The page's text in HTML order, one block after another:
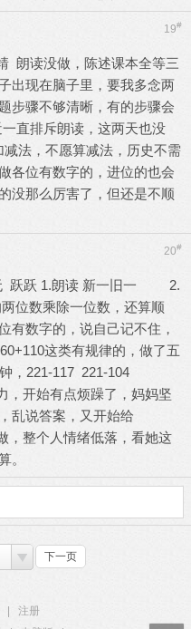
19#
朗读没做，陈述课本全等三
出现在脑子里，要我多念两
步骤不够清晰，有的步骤会
直排斥朗读，这两天也没
，不愿算减法，历史不需
各位有数字的，进位的也会
没那么厉害了，但还是不顺
20#
无 跃跃 1.朗读 新一旧一 2.
位数乘除一位数，还算顺
有数字的，说自己记不住，
这类有规律的，做了五
，221-117 221-104
，开始有点烦躁了，妈妈坚
乱说答案，又开始给
，整个人情绪低落，看她这
。
下一页
注册